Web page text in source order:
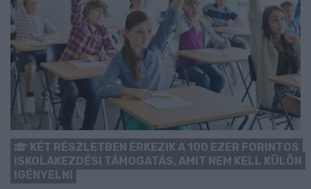
KÉT RÉSZLETBEN ÉRKEZIK A 100 EZER FORINTOS
ISKOLAKEZDÉSI TÁMOGATÁS, AMIT NEM KELL KÜLÖN
IGÉNYELNI